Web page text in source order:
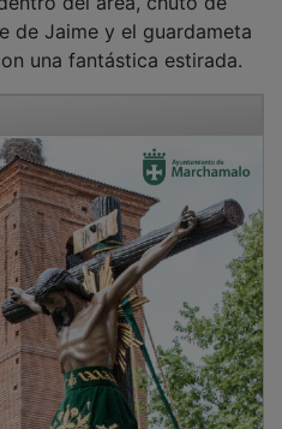
de Jaime y el guardameta
una fantástica estirada.